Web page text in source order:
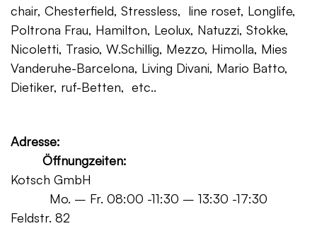
chair, Chesterfield, Stressless, line roset, Longlife,
Poltrona Frau, Hamilton, Leolux, Natuzzi, Stokke,
Nicoletti, Trasio, W.Schillig, Mezzo, Himolla, Mies
Vanderuhe-Barcelona, Living Divani, Mario Batto,
Dietiker, ruf-Betten, etc..
Adresse:
Öffnungzeiten:
Kotsch GmbH
Mo. – Fr. 08:00 -11:30 – 13:30 -17:30
Feldstr. 82